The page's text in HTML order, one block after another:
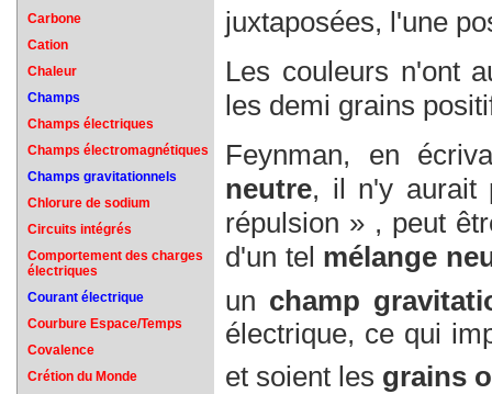
Carbone
Cation
Chaleur
Champs
Champs électriques
Champs électromagnétiques
Champs gravitationnels
Chlorure de sodium
Circuits intégrés
Comportement des charges
électriques
Courant électrique
Courbure Espace/Temps
Covalence
Crétion du Monde
juxtaposées, l'une
Les couleurs n'ont
les demi grains
Feynman, en
neutre, il n'y aurait
répulsion » , peut
d'un tel mélange
un champ
électrique, ce qui
et soient les grains